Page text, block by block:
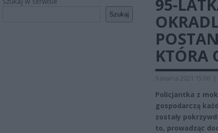
Szukaj
95-
KTÓRA
9 marca 2021 15:06 |
Policjantka z
gospodarczą
zostały
to, prowadząc